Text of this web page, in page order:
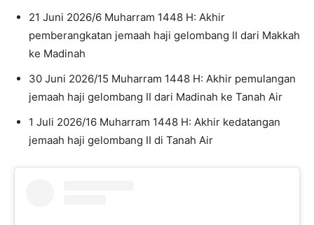
21 Juni 2026/6 Muharram 1448 H: Akhir
pemberangkatan jemaah haji gelombang II dari Makkah
ke Madinah
30 Juni 2026/15 Muharram 1448 H: Akhir pemulangan
jemaah haji gelombang II dari Madinah ke Tanah Air
1 Juli 2026/16 Muharram 1448 H: Akhir kedatangan
jemaah haji gelombang II di Tanah Air